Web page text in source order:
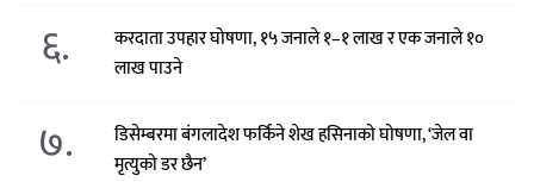
६.
करदाता उपहार घोषणा, १५ जनाले १–१ लाख र एक जनाले १०
लाख पाउने
७.
डिसेम्बरमा बंगलादेश फर्किने शेख हसिनाको घोषणा, ‘जेल वा
मृत्युको डर छैन’